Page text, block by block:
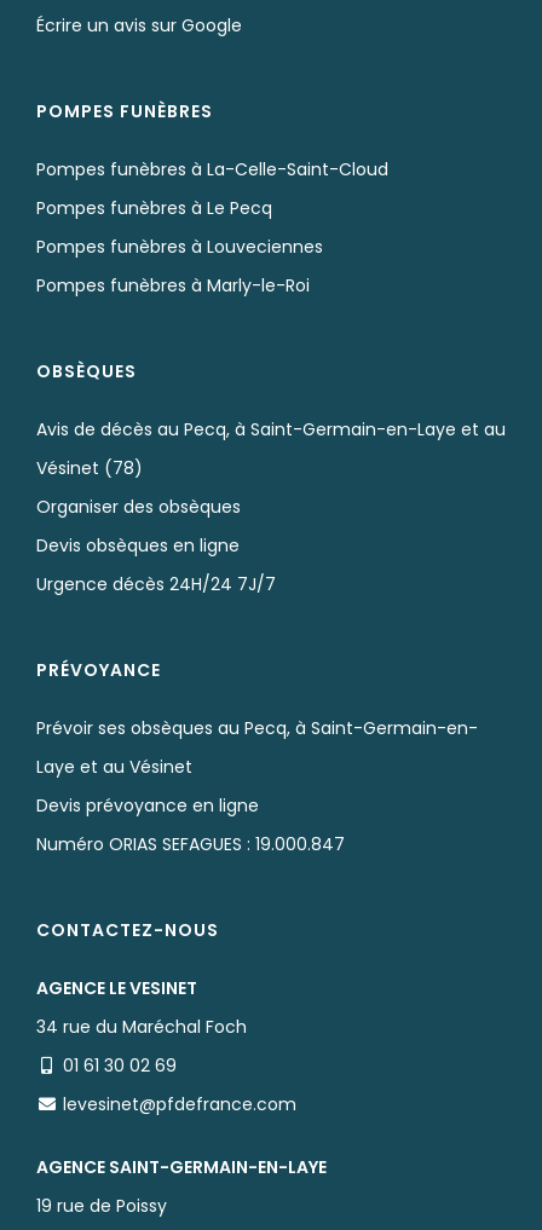
Écrire un avis sur Google
POMPES FUNÈBRES
Pompes funèbres à La-Celle-Saint-Cloud
Pompes funèbres à Le Pecq
Pompes funèbres à Louveciennes
Pompes funèbres à Marly-le-Roi
OBSÈQUES
Avis de décès au Pecq, à Saint-Germain-en-Laye et au
Vésinet (78)
Organiser des obsèques
Devis obsèques en ligne
Urgence décès 24H/24 7J/7
PRÉVOYANCE
Prévoir ses obsèques au Pecq, à Saint-Germain-en-
Laye et au Vésinet
Devis prévoyance en ligne
Numéro ORIAS SEFAGUES : 19.000.847
CONTACTEZ-NOUS
AGENCE LE VESINET
34 rue du Maréchal Foch
01 61 30 02 69
levesinet@pfdefrance.com
AGENCE SAINT-GERMAIN-EN-LAYE
19 rue de Poissy